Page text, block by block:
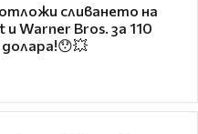
сливането на
и Warner Bros. за 110